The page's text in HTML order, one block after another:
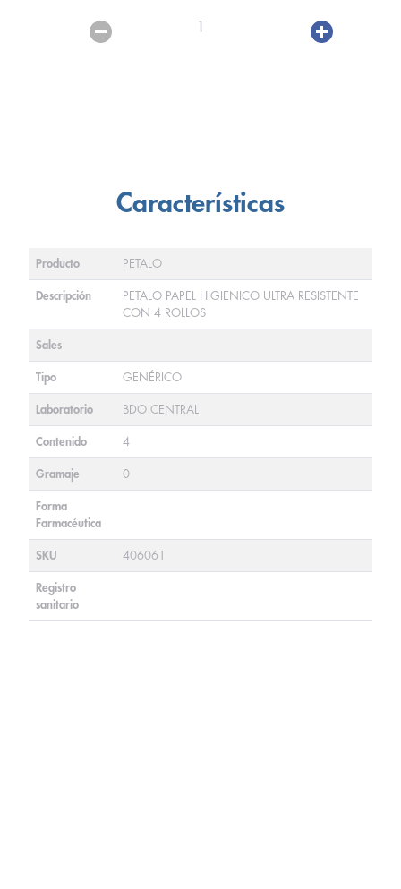
1
Características
Producto PETALO
Descripción
PETALO PAPEL HIGIENICO ULTRA RESISTENTE
CON 4 ROLLOS
Sales
Tipo GENÉRICO
Laboratorio BDO CENTRAL
Contenido 4
Gramaje 0
Forma
Farmacéutica
SKU 406061
Registro
sanitario